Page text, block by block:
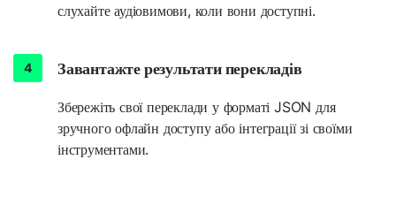
слухайте аудіовимови, коли вони доступні.
Завантажте результати перекладів
Збережіть свої переклади у форматі JSON для
зручного офлайн доступу або інтеграції зі своїми
інструментами.